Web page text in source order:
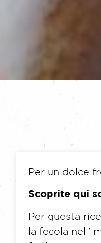
Per un dolce
Scoprite qui
Per questa
la fecola